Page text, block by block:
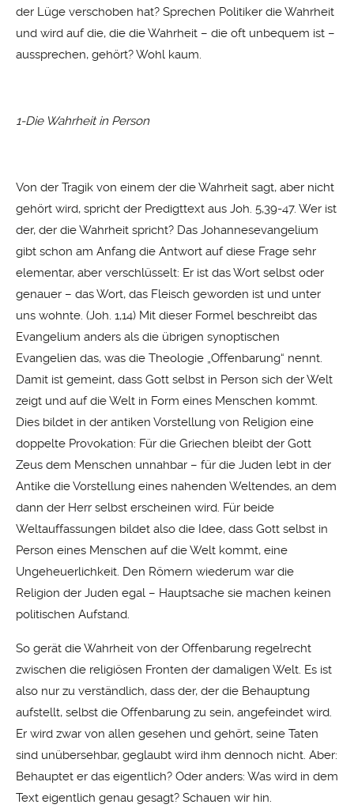
der Lüge verschoben hat? Sprechen Politiker die Wahrheit
und wird auf die, die die Wahrheit – die oft unbequem ist –
aussprechen, gehört? Wohl kaum.
1-Die Wahrheit in Person
Von der Tragik von einem der die Wahrheit sagt, aber nicht
gehört wird, spricht der Predigttext aus Joh. 5,39-47. Wer ist
der, der die Wahrheit spricht? Das Johannesevangelium
gibt schon am Anfang die Antwort auf diese Frage sehr
elementar, aber verschlüsselt: Er ist das Wort selbst oder
genauer – das Wort, das Fleisch geworden ist und unter
uns wohnte. (Joh. 1,14) Mit dieser Formel beschreibt das
Evangelium anders als die übrigen synoptischen
Evangelien das, was die Theologie „Offenbarung“ nennt.
Damit ist gemeint, dass Gott selbst in Person sich der Welt
zeigt und auf die Welt in Form eines Menschen kommt.
Dies bildet in der antiken Vorstellung von Religion eine
doppelte Provokation: Für die Griechen bleibt der Gott
Zeus dem Menschen unnahbar – für die Juden lebt in der
Antike die Vorstellung eines nahenden Weltendes, an dem
dann der Herr selbst erscheinen wird. Für beide
Weltauffassungen bildet also die Idee, dass Gott selbst in
Person eines Menschen auf die Welt kommt, eine
Ungeheuerlichkeit. Den Römern wiederum war die
Religion der Juden egal – Hauptsache sie machen keinen
politischen Aufstand.
So gerät die Wahrheit von der Offenbarung regelrecht
zwischen die religiösen Fronten der damaligen Welt. Es ist
also nur zu verständlich, dass der, der die Behauptung
aufstellt, selbst die Offenbarung zu sein, angefeindet wird.
Er wird zwar von allen gesehen und gehört, seine Taten
sind unübersehbar, geglaubt wird ihm dennoch nicht. Aber:
Behauptet er das eigentlich? Oder anders: Was wird in dem
Text eigentlich genau gesagt? Schauen wir hin.